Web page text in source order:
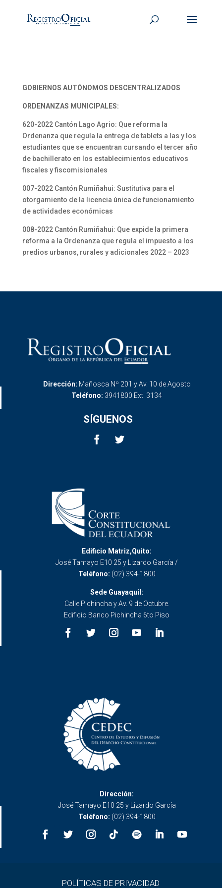
GOBIERNOS AUTÓNOMOS DESCENTRALIZADOS
ORDENANZAS MUNICIPALES:
620-2022 Cantón Lago Agrio: Que reforma la
Ordenanza que regula la entrega de tablets a las y los
estudiantes que se encuentran cursando el tercer año
de bachillerato en los establecimientos educativos
fiscales y fiscomisionales
007-2022 Cantón Rumiñahui: Sustitutiva para el
otorgamiento de la licencia única de funcionamiento
de actividades económicas
008-2022 Cantón Rumiñahui: Que expide la primera
reforma a la Ordenanza que regula el impuesto a los
predios urbanos, rurales y adicionales 2022 – 2023
Dirección: Mañosca Nº 201 y Av. 10 de Agosto
Teléfono: 3941800 Ext. 3134
SÍGUENOS
Edificio Matriz,Quito:
José Tamayo E10 25 y Lizardo García /
Teléfono: (02) 394-1800
Sede Guayaquil:
Calle Pichincha y Av. 9 de Octubre.
Edificio Banco Pichincha 6to Piso
Dirección:
José Tamayo E10 25 y Lizardo García
Teléfono: (02) 394-1800
POLÍTICAS DE PRIVACIDAD